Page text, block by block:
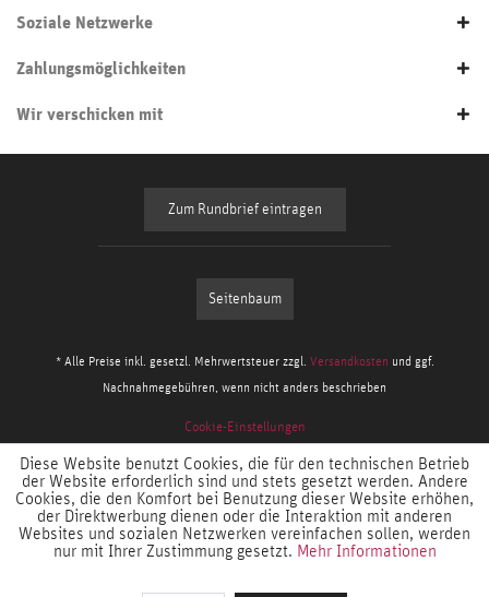
Soziale Netzwerke
Zahlungsmöglichkeiten
Wir verschicken mit
Zum Rundbrief eintragen
Seitenbaum
* Alle Preise inkl. gesetzl. Mehrwertsteuer zzgl. Versandkosten und ggf.
Nachnahmegebühren, wenn nicht anders beschrieben
Cookie-Einstellungen
Diese Website benutzt Cookies, die für den technischen Betrieb
der Website erforderlich sind und stets gesetzt werden. Andere
Cookies, die den Komfort bei Benutzung dieser Website erhöhen,
der Direktwerbung dienen oder die Interaktion mit anderen
Websites und sozialen Netzwerken vereinfachen sollen, werden
nur mit Ihrer Zustimmung gesetzt. Mehr Informationen